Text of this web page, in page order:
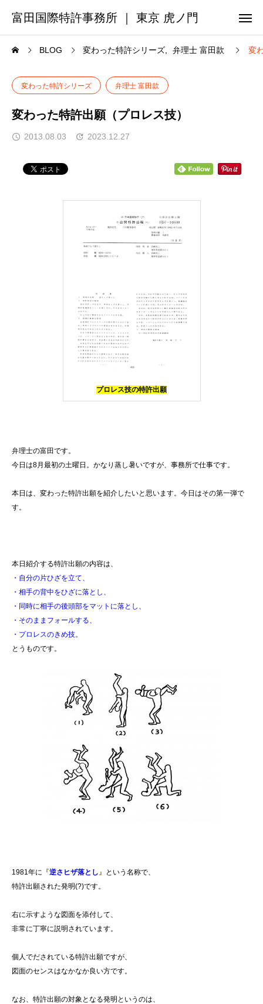
富田国際特許事務所 ｜ 東京 虎ノ門
BLOG 変わった特許シリーズ 弁理士 富田款 変
変わった特許シリーズ 弁理士 富田款
変わった特許出願（プロレス技）
2013.08.03 2023.12.27
プロレス技の特許出願
弁理士の富田です。
今日は8月最初の土曜日。かなり蒸し暑いですが、事務所で仕事です。
本日は、変わった特許出願を紹介したいと思います。今日はその第一弾で
す。
本日紹介する特許出願の内容は、
・自分の片ひざを立て、
・相手の背中をひざに落とし、
・同時に相手の後頭部をマットに落とし、
・そのままフォールする、
・プロレスのきめ技。
とうものです。
1981年に『逆さヒザ落とし 』という名称で、
特許出願された発明(?)です。
右に示すような図面を添付して、
非常に丁寧に説明されています。
個人でだされている特許出願ですが、
図面のセンスはなかなか良い方です。
なお、特許出願の対象となる発明というのは、